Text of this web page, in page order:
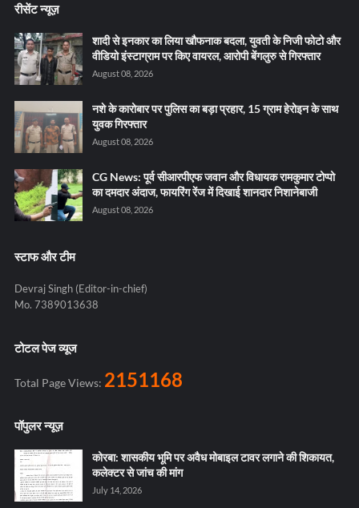
रीसेंट न्यूज़
शादी से इनकार का लिया खौफनाक बदला, युवती के निजी फोटो और
वीडियो इंस्टाग्राम पर किए वायरल, आरोपी बेंगलुरु से गिरफ्तार
August 08, 2026
नशे के कारोबार पर पुलिस का बड़ा प्रहार, 15 ग्राम हेरोइन के साथ
युवक गिरफ्तार
August 08, 2026
CG News: पूर्व सीआरपीएफ जवान और विधायक रामकुमार टोप्पो
का दमदार अंदाज, फायरिंग रेंज में दिखाई शानदार निशानेबाजी
August 08, 2026
स्टाफ और टीम
Devraj Singh (Editor-in-chief)
Mo. 7389013638
टोटल पेज व्यूज
Total Page Views: 2151168
पॉपुलर न्यूज़
कोरबा: शासकीय भूमि पर अवैध मोबाइल टावर लगाने की शिकायत,
कलेक्टर से जांच की मांग
July 14, 2026